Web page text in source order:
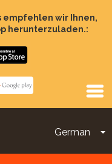
empfehlen wir Ihnen,
herunterzuladen.:
German